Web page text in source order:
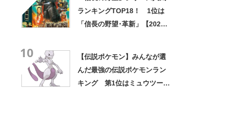
ランキングTOP18！ 1位は
「信長の野望･革新」【2022
10
【伝説ポケモン】みんなが選
んだ最強の伝説ポケモンラン
キング 第1位はミュウツーに